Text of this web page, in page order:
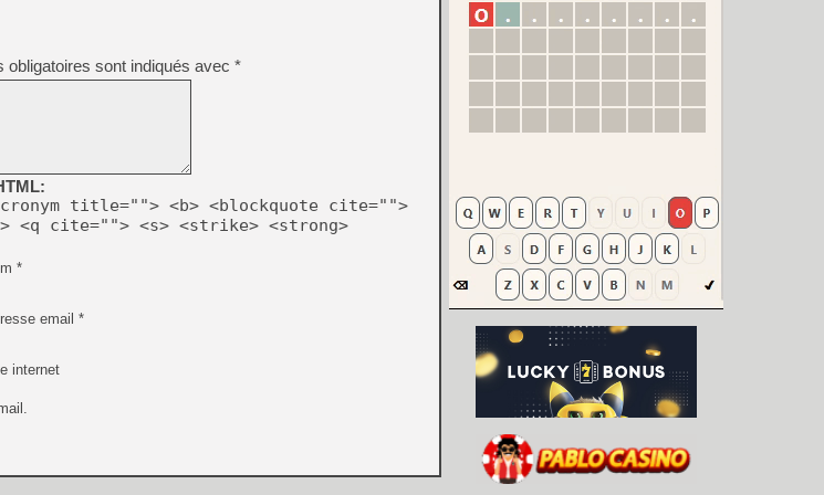
obligatoires sont indiqués avec *
title=""> <b> <blockquote cite="">
<q cite=""> <s> <strike> <strong>
*
email *
internet